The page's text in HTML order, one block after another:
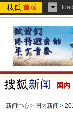
国内
新闻中心 > 国内新闻 >